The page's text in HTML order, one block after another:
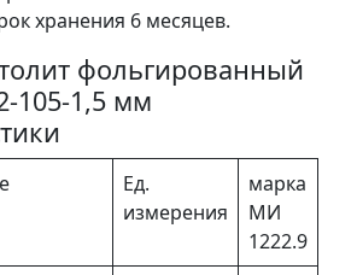
хранения 6 месяцев.
фольгированный
105-1,5 мм
Ед.
измерения
марка
МИ
1222.9